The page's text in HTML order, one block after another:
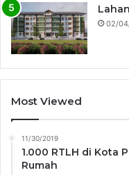
02/
Most Viewed
11/30/2019
1.000 RTLH di Kota
Rumah